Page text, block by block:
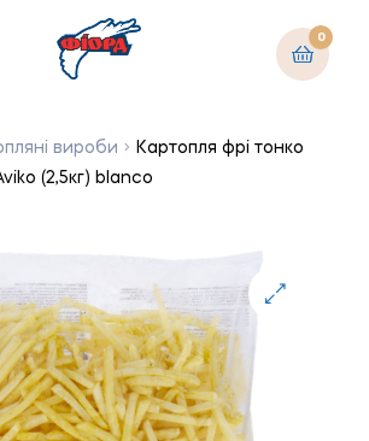
0
вироби
Картопля фрі тонко
(2,5кг) blanco